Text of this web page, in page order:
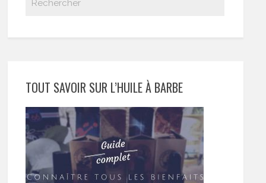
TOUT SAVOIR SUR L’HUILE À BARBE